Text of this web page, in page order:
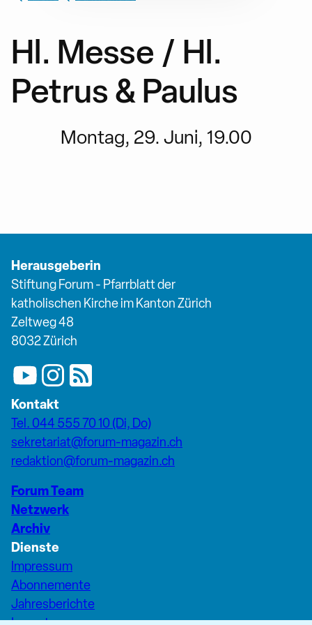
Hl. Messe / Hl.
Petrus & Paulus
Montag, 29. Juni, 19.00
Herausgeberin
Stiftung Forum - Pfarrblatt der
katholischen Kirche im Kanton Zürich
Zeltweg 48
8032 Zürich
Kontakt
Tel. 044 555 70 10 (Di, Do)
sekretariat@forum-magazin.ch
redaktion@forum-magazin.ch
Forum Team
Netzwerk
Archiv
Dienste
Impressum
Abonnemente
Jahresberichte